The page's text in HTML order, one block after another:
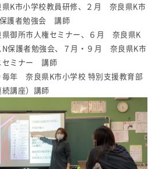
K市小学校教員研修、２月 奈良県K市
護者勉強会 講師
御所市人権セミナー、６月 奈良県K
保護者勉強会、７月・９月 奈良県K市
セミナー 講師
毎年 奈良県K市小学校 特別支援教育部
講座）講師